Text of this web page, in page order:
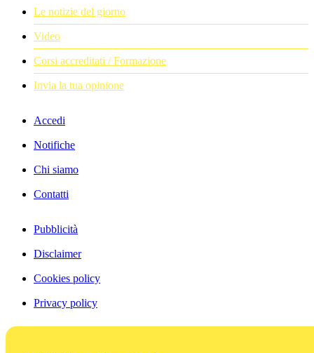
Le notizie del giorno
Video
Corsi accreditati / Formazione
Invia la tua opinione
Accedi
Notifiche
Chi siamo
Contatti
Pubblicità
Disclaimer
Cookies policy
Privacy policy